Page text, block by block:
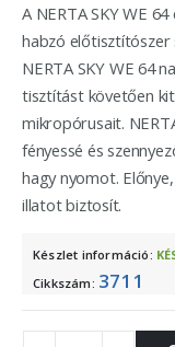
A NERTA SKY WE
habzó előtisztítószer
NERTA SKY WE 64
tisztítást követően
mikropórusait.
fényessé és
hagy nyomot.
illatot biztosít.
Készlet információ:
Cikkszám: 3711